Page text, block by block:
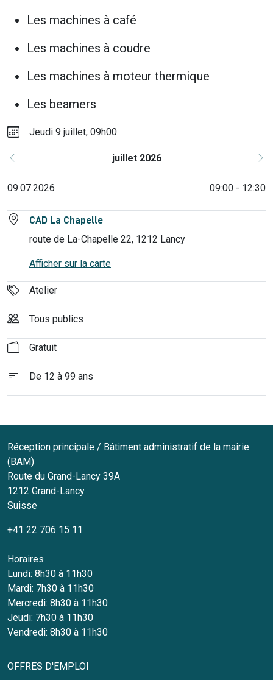
Les machines à café
Les machines à coudre
Les machines à moteur thermique
Les beamers
Jeudi 9 juillet, 09h00
juillet 2026
09.07.2026 09:00 - 12:30
Précédent
CAD La Chapelle
route de La-Chapelle 22, 1212 Lancy
Afficher sur la carte
Atelier
Tous publics
Gratuit
De 12 à 99 ans
Réception principale / Bâtiment administratif de la mairie
(BAM)
Route du Grand-Lancy 39A
1212 Grand-Lancy
Suisse
+41 22 706 15 11
Horaires
Lundi: 8h30 à 11h30
Mardi: 7h30 à 11h30
Mercredi: 8h30 à 11h30
Jeudi: 7h30 à 11h30
Vendredi: 8h30 à 11h30
OFFRES D'EMPLOI